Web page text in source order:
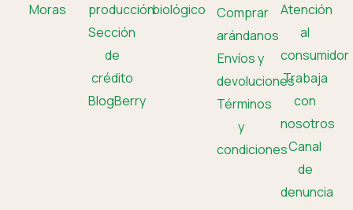
Moras
producción
Sección
de
crédito
BlogBerry
biológico
Comprar
arándanos
Envíos y
devoluciones
Términos
y
condiciones
Atención
al
consumidor
Trabaja
con
nosotros
Canal
de
denuncia